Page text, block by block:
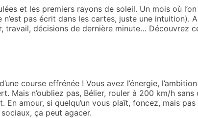
et les premiers rayons de soleil. Un mois où
pas écrit dans les cartes, juste une intuition).
décisions de dernière minute… Découvrez
course effrénée ! Vous avez l’énergie,
Mais n’oubliez pas, Bélier, rouler à 200 km/h sans
amour, si quelqu’un vous plaît, foncez, mais
ça peut agacer.